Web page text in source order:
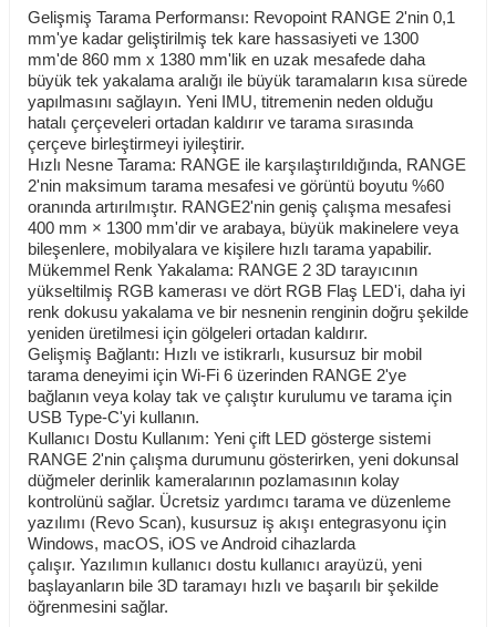
Gelişmiş Tarama Performansı: Revopoint RANGE 2'nin 0,1
mm'ye kadar geliştirilmiş tek kare hassasiyeti ve 1300
mm'de 860 mm x 1380 mm'lik en uzak mesafede daha
büyük tek yakalama aralığı ile büyük taramaların kısa sürede
yapılmasını sağlayın. Yeni IMU, titremenin neden olduğu
hatalı çerçeveleri ortadan kaldırır ve tarama sırasında
çerçeve birleştirmeyi iyileştirir.
Hızlı Nesne Tarama: RANGE ile karşılaştırıldığında, RANGE
2'nin maksimum tarama mesafesi ve görüntü boyutu %60
oranında artırılmıştır. RANGE2'nin geniş çalışma mesafesi
400 mm × 1300 mm'dir ve arabaya, büyük makinelere veya
bileşenlere, mobilyalara ve kişilere hızlı tarama yapabilir.
Mükemmel Renk Yakalama: RANGE 2 3D tarayıcının
yükseltilmiş RGB kamerası ve dört RGB Flaş LED'i, daha iyi
renk dokusu yakalama ve bir nesnenin renginin doğru şekilde
yeniden üretilmesi için gölgeleri ortadan kaldırır.
Gelişmiş Bağlantı: Hızlı ve istikrarlı, kusursuz bir mobil
tarama deneyimi için Wi-Fi 6 üzerinden RANGE 2'ye
bağlanın veya kolay tak ve çalıştır kurulumu ve tarama için
USB Type-C'yi kullanın.
Kullanıcı Dostu Kullanım: Yeni çift LED gösterge sistemi
RANGE 2'nin çalışma durumunu gösterirken, yeni dokunsal
düğmeler derinlik kameralarının pozlamasının kolay
kontrolünü sağlar. Ücretsiz yardımcı tarama ve düzenleme
yazılımı (Revo Scan), kusursuz iş akışı entegrasyonu için
Windows, macOS, iOS ve Android cihazlarda
çalışır. Yazılımın kullanıcı dostu kullanıcı arayüzü, yeni
başlayanların bile 3D taramayı hızlı ve başarılı bir şekilde
öğrenmesini sağlar.